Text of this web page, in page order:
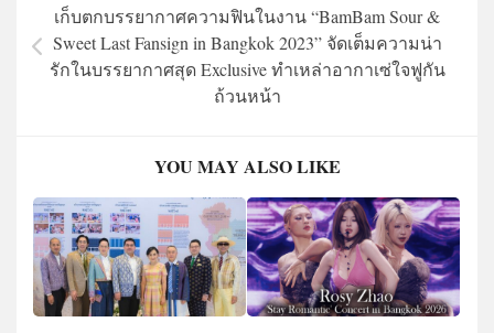
เก็บตกบรรยากาศความฟินในงาน “BamBam Sour &
Sweet Last Fansign in Bangkok 2023” จัดเต็มความน่า
รักในบรรยากาศสุด Exclusive ทำเหล่าอากาเซ่ใจฟูกัน
ถ้วนหน้า
YOU MAY ALSO LIKE